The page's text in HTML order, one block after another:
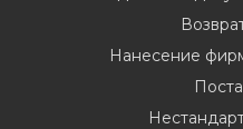
Нанесение